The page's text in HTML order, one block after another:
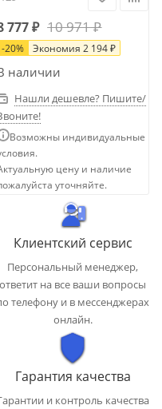
777₽ 10 971₽
-20% Экономия2 194₽
наличии
Нашли дешевле? Пишите/
Возможны индивидуальные
цену и наличие
уточняйте.
Клиентский сервис
Персональный менеджер,
ответит на все ваши вопросы
телефону и в мессенджерах
онлайн.
Гарантия качества
и контроль качества